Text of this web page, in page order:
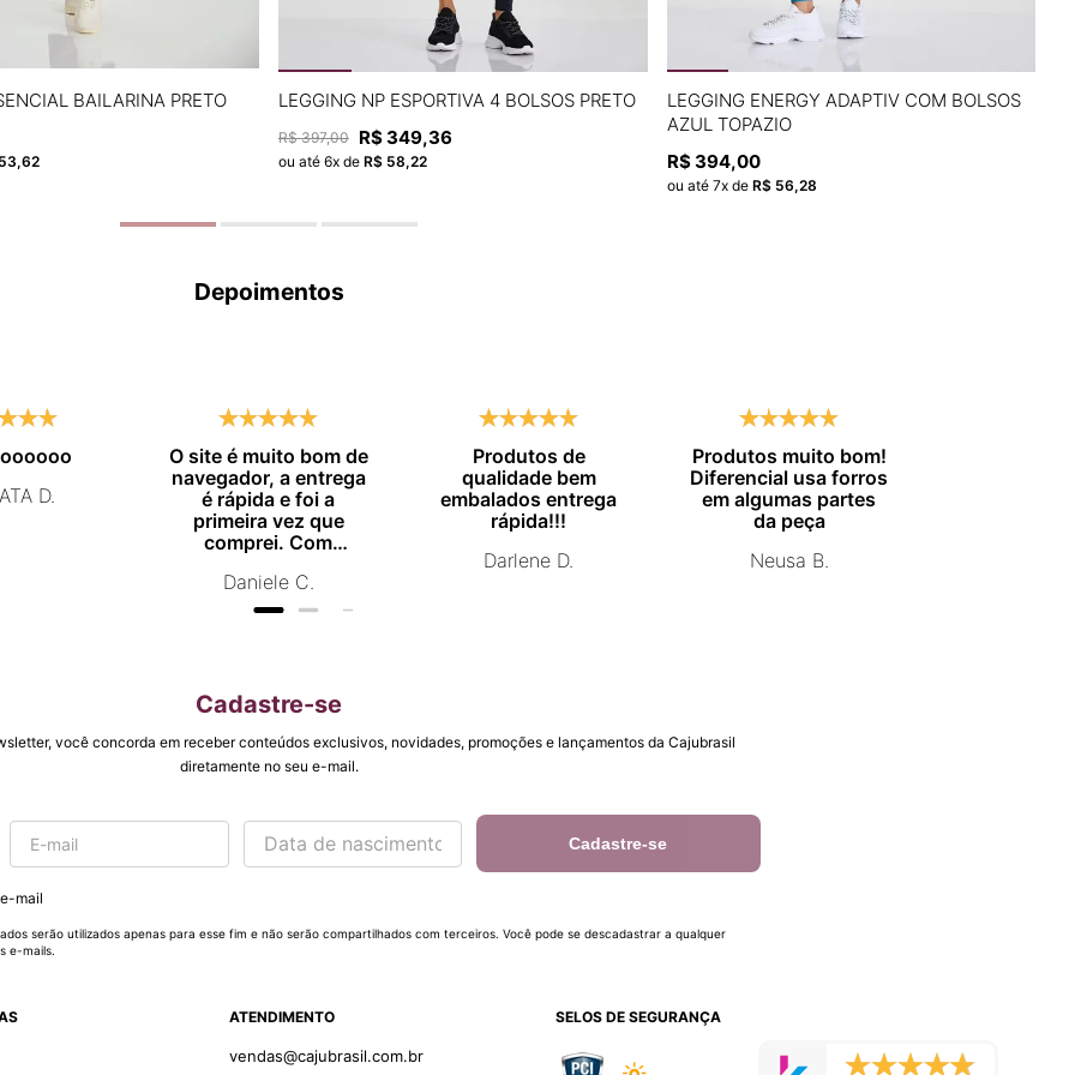
BAILARINA PRETO
,62
ADICIONAR À SACOLA
LEGGING NP ESPORTIVA 4 BOLSOS PRETO
R$ 397,00 R$349,36
ou até 6x de R$ 58,22
LEGGING ENERGY ADAPTIV COM BOLSOS
AZUL TOPAZIO
R$394,00
ou até 7x de R$ 56,28
Depoimentos
D.
O site é muito bom de
navegador, a entrega
é rápida e foi a
primeira vez que
comprei. Com
novamente.
Daniele C.
Produtos de
qualidade bem
embalados entrega
rápida!!!
Darlene D.
Produtos muito bom!
Diferencial usa forros
em algumas partes
da peça
Neusa B.
Cadastre-se
você concorda em receber conteúdos exclusivos, novidades, promoções e lançamentos da Cajubrasil
diretamente no seu e-mail.
Cadastre-se
mail
serão utilizados apenas para esse fim e não serão compartilhados com terceiros. Você pode se descadastrar a qualquer
e-mails.
ATENDIMENTO
vendas@cajubrasil.com.br
SELOS DE SEGURANÇA